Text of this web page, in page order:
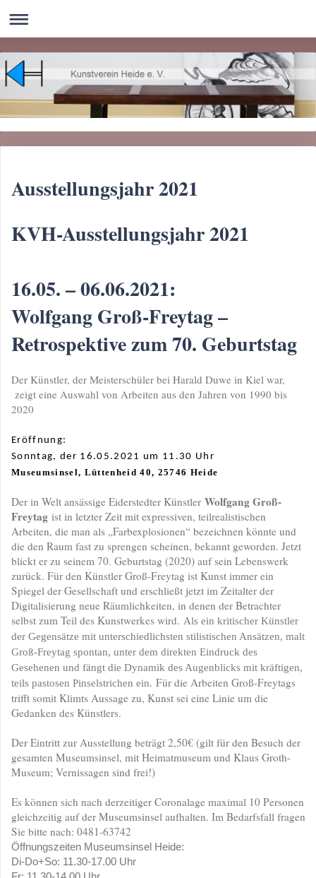
Ausstellungsjahr 2021
KVH-Ausstellungsjahr 2021
16.05. – 06.06.2021:
Wolfgang Groß-Freytag –
Retrospektive zum 70. Geburtstag
Der Künstler, der Meisterschüler bei Harald Duwe in Kiel war,
zeigt eine Auswahl von Arbeiten aus den Jahren von 1990 bis
2020
Eröffnung:
Sonntag, der 16.05.2021 um 11.30 Uhr
Museumsinsel, Lüttenheid 40, 25746 Heide
Der in Welt ansässige Eiderstedter Künstler Wolfgang Groß-
Freytag ist in letzter Zeit mit expressiven, teilrealistischen
Arbeiten, die man als „Farbexplosionen“ bezeichnen könnte und
die den Raum fast zu sprengen scheinen, bekannt geworden. Jetzt
blickt er zu seinem 70. Geburtstag (2020) auf sein Lebenswerk
zurück. Für den Künstler Groß-Freytag ist Kunst immer ein
Spiegel der Gesellschaft und erschließt jetzt im Zeitalter der
Digitalisierung neue Räumlichkeiten, in denen der Betrachter
selbst zum Teil des Kunstwerkes wird. Als ein kritischer Künstler
der Gegensätze mit unterschiedlichsten stilistischen Ansätzen, malt
Groß-Freytag spontan, unter dem direkten Eindruck des
Gesehenen und fängt die Dynamik des Augenblicks mit kräftigen,
teils pastosen Pinselstrichen ein. Für die Arbeiten Groß-Freytags
trifft somit Klimts Aussage zu, Kunst sei eine Linie um die
Gedanken des Künstlers.
Der Eintritt zur Ausstellung beträgt 2,50€ (gilt für den Besuch der
gesamten Museumsinsel, mit Heimatmuseum und Klaus Groth-
Museum; Vernissagen sind frei!)
Es können sich nach derzeitiger Coronalage maximal 10 Personen
gleichzeitig auf der Museumsinsel aufhalten. Im Bedarfsfall fragen
Sie bitte nach: 0481-63742
Öffnungszeiten Museumsinsel Heide:
Di-Do+So: 11.30-17.00 Uhr